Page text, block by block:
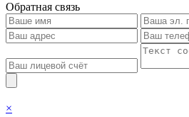
Обратная связь
×